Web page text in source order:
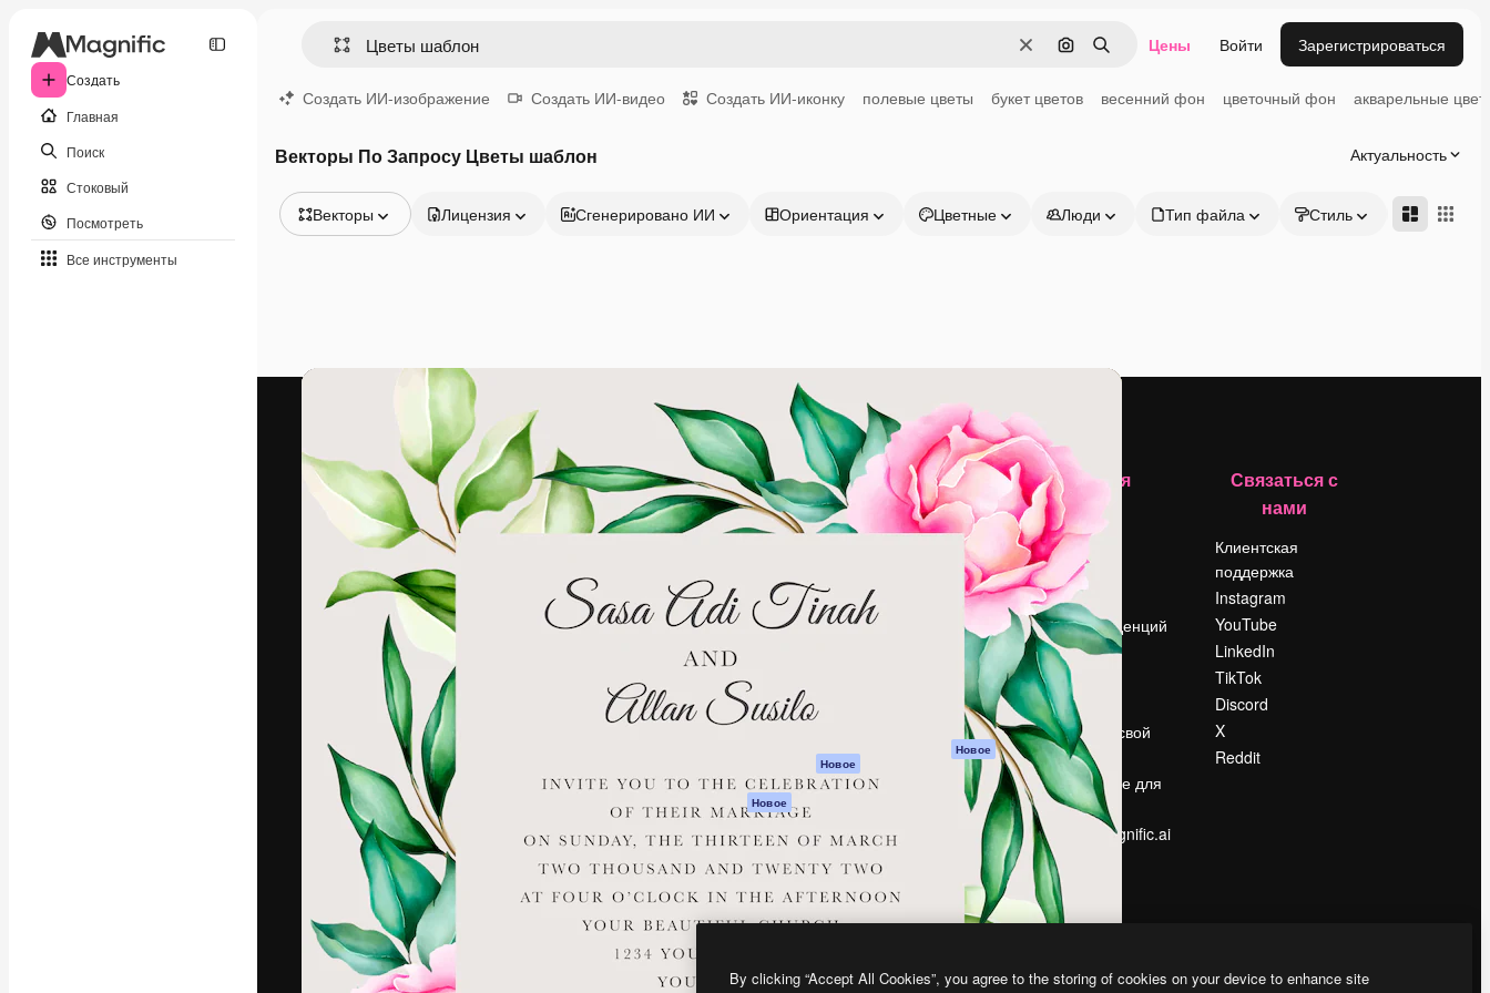
Создать
Главная
Поиск
Стоковый
Посмотреть
Все инструменты
ОчиститьПоиск по изображению
Поиск Цены Войти Зарегистрироваться
Создать ИИ-изображение Создать ИИ-видео Создать ИИ-иконку полевые цветы букет цветов весенний фон цветочный фон акварельные
Векторы По Запросу Цветы шаблон Актуальность
Векторы
Видео
Иконки
3D-модели
Шрифты
Лицензия Сгенерировано ИИ Ориентация Цветные Люди Тип файла Стиль Адвансд
Креативная платформа для создания
ваших лучших работ. Более 1 миллиона
подписчиков среди креаторов,
предприятий, агентств и студий.
Pусский
Продукция
Spaces
изображений ИИ
Генератор видео
ИИ
Генератор голоса
на основе ИИ
Стоковый контент
Claude/ChatGPT
Новое
Агенты Новое
API
приложение
Все инструменты
Magnific
Начать
Academy
Документация по
Служба
поддержки
конфиденциальности
Новое
Политика файлов
Партнеры
Предприятие
Компания
Цены
О нас
Reviews
Вакансии
Поиск тенденций
Блог
События
Slidesgo
Продайте свой
контент
Помещение для
прессы
Ищете magnific.ai
Связаться с
нами
Клиентская
поддержка
Instagram
YouTube
LinkedIn
TikTok
Discord
X
Reddit
By clicking “Accept All Cookies”, you agree to the storing of cookies on your device to enhance site